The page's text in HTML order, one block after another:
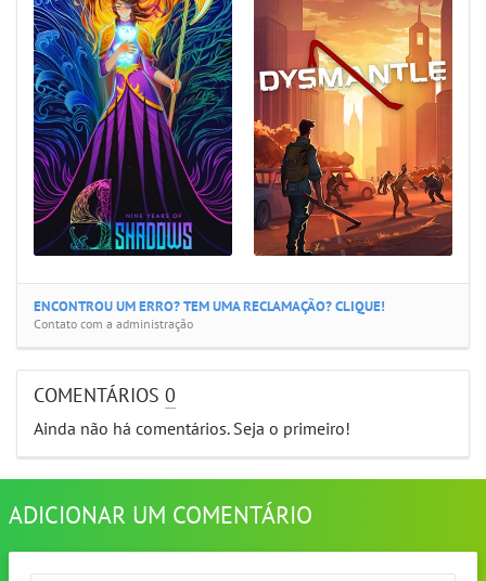
ENCONTROU UM ERRO? TEM UMA RECLAMAÇÃO? CLIQUE!
Contato com a administração
COMENTÁRIOS 0
Ainda não há comentários. Seja o primeiro!
ADICIONAR UM COMENTÁRIO